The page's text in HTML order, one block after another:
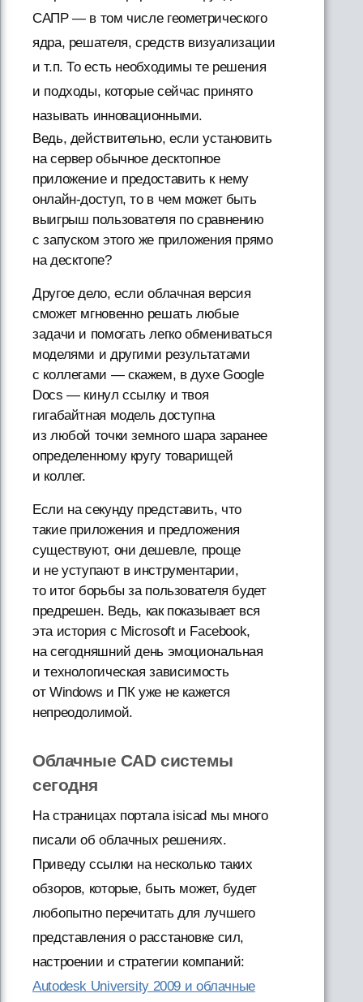
САПР — в том числе геометрического
ядра, решателя, средств визуализации
и т.п. То есть необходимы те решения
и подходы, которые сейчас принято
называть инновационными.
Ведь, действительно, если установить
на сервер обычное десктопное
приложение и предоставить к нему
онлайн-доступ, то в чем может быть
выигрыш пользователя по сравнению
с запуском этого же приложения прямо
на десктопе?
Другое дело, если облачная версия
сможет мгновенно решать любые
задачи и помогать легко обмениваться
моделями и другими результатами
с коллегами — скажем, в духе Google
Docs — кинул ссылку и твоя
гигабайтная модель доступна
из любой точки земного шара заранее
определенному кругу товарищей
и коллег.
Если на секунду представить, что
такие приложения и предложения
существуют, они дешевле, проще
и не уступают в инструментарии,
то итог борьбы за пользователя будет
предрешен. Ведь, как показывает вся
эта история с Microsoft и Facebook,
на сегодняшний день эмоциональная
и технологическая зависимость
от Windows и ПК уже не кажется
непреодолимой.
Облачные CAD системы
сегодня
На страницах портала isicad мы много
писали об облачных решениях.
Приведу ссылки на несколько таких
обзоров, которые, быть может, будет
любопытно перечитать для лучшего
представления о расстановке сил,
настроении и стратегии компаний:
Autodesk University 2009 и облачные